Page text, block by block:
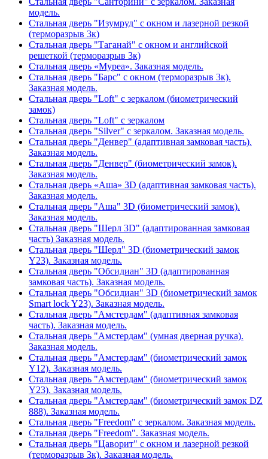
модель.
Стальная дверь "Изумруд" с окном и лазерной резкой
(терморазрыв 3к)
Стальная дверь "Таганай" с окном и английской
решеткой (терморазрыв 3к)
Стальная дверь «Муреа». Заказная модель.
Стальная дверь "Барс" с окном (терморазрыв 3к).
Заказная модель.
Стальная дверь "Loft" с зеркалом (биометрический
замок)
Стальная дверь "Loft" с зеркалом
Стальная дверь "Silver" с зеркалом. Заказная модель.
Стальная дверь "Денвер" (адаптивная замковая часть).
Заказная модель.
Стальная дверь "Денвер" (биометрический замок).
Заказная модель.
Стальная дверь «Аша» 3D (адаптивная замковая часть).
Заказная модель.
Стальная дверь "Аша" 3D (биометрический замок).
Заказная модель.
Стальная дверь "Шерл 3D" (адаптированная замковая
часть) Заказная модель.
Стальная дверь "Шерл" 3D (биометрический замок
Y23). Заказная модель.
Стальная дверь "Обсидиан" 3D (адаптированная
замковая часть). Заказная модель.
Стальная дверь "Обсидиан" 3D (биометрический замок
Smart lock Y23). Заказная модель.
Стальная дверь "Амстердам" (адаптивная замковая
часть). Заказная модель.
Стальная дверь "Амстердам" (умная дверная ручка).
Заказная модель.
Стальная дверь "Амстердам" (биометрический замок
Y12). Заказная модель.
Стальная дверь "Амстердам" (биометрический замок
Y23). Заказная модель.
Стальная дверь "Амстердам" (биометрический замок DZ
888). Заказная модель.
Стальная дверь "Freedom" с зеркалом. Заказная модель.
Стальная дверь "Freedom". Заказная модель.
Стальная дверь "Цаворит" с окном и лазерной резкой
(терморазрыв 3к). Заказная модель.